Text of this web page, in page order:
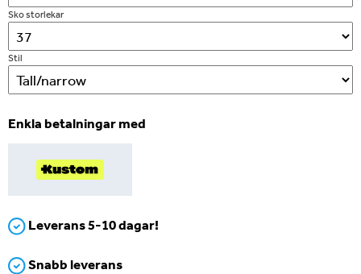
Sko storlekar
Stil
Enkla betalningar med
Leverans 5-10 dagar!
Snabb leverans